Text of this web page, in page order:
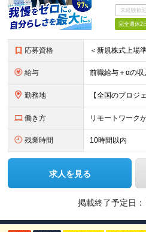
未経験歓迎
完全週休2
応募資格
給与
勤務地
働き方 リモートワーク
残業時間 10時間以内
求人を見る
掲載終了予定日：